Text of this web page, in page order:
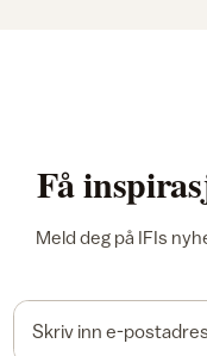
Få
Meld deg på IFIs